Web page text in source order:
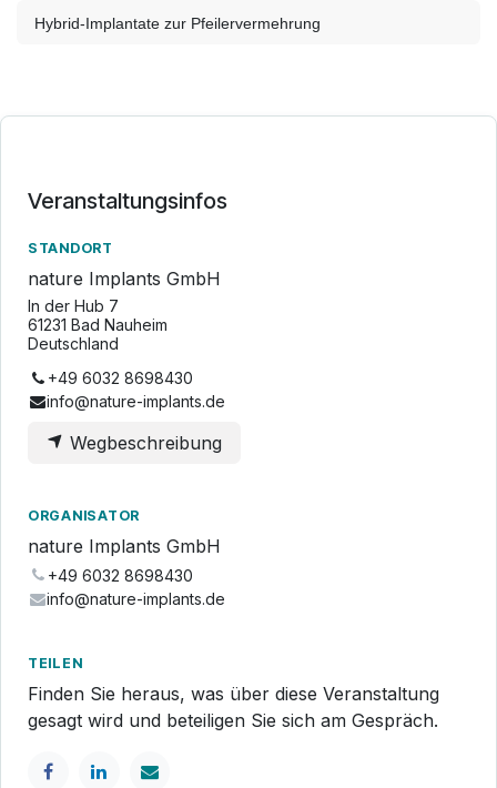
Hybrid-Implantate zur Pfeilervermehrung
Veranstaltungsinfos
STANDORT
nature Implants GmbH
In der Hub 7
61231 Bad Nauheim
Deutschland
+49 6032 8698430
info@nature-implants.de
Wegbeschreibung
ORGANISATOR
nature Implants GmbH
+49 6032 8698430
info@nature-implants.de
TEILEN
Finden Sie heraus, was über diese Veranstaltung
gesagt wird und beteiligen Sie sich am Gespräch.